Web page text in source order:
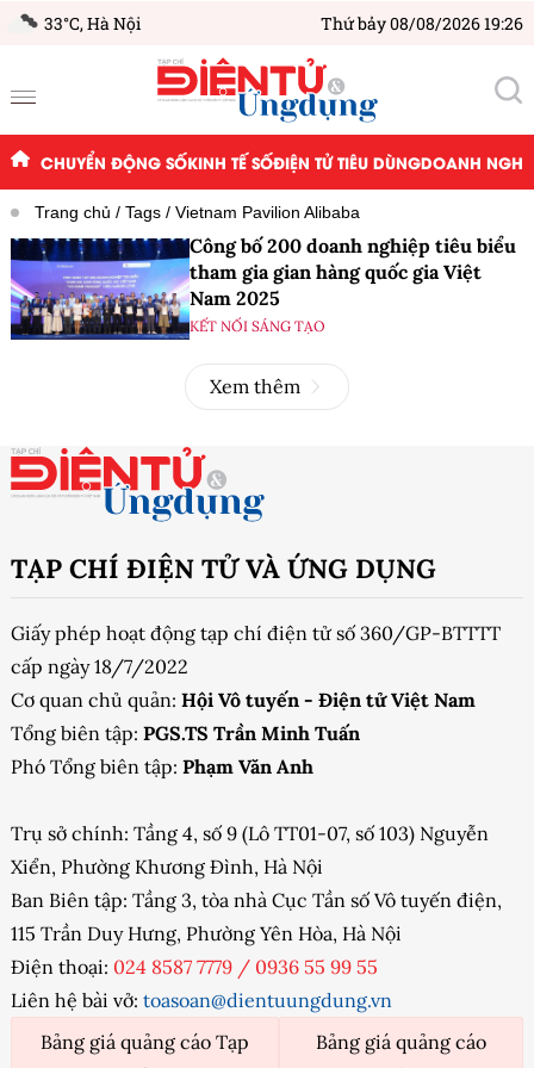
33°C,Hà Nội Thứ bảy 08/08/2026 19:26
CHUYỂN ĐỘNG SỐKINH TẾ SỐĐIỆN TỬ TIÊU DÙNGDOANH
Trang chủ Tags Vietnam Pavilion Alibaba
Công bố 200 doanh nghiệp tiêu biểu
tham gia gian hàng quốc gia Việt
Nam 2025
KẾT NỐI SÁNG TẠO
Xem thêm
TẠP CHÍ ĐIỆN TỬ VÀ ỨNG DỤNG
Giấy phép hoạt động tạp chí điện tử số 360/GP-BTTTT
cấp ngày 18/7/2022
Cơ quan chủ quản: Hội Vô tuyến - Điện tử Việt Nam
Tổng biên tập: PGS.TS Trần Minh Tuấn
Phó Tổng biên tập: Phạm Văn Anh
Trụ sở chính: Tầng 4, số 9 (Lô TT01-07, số 103) Nguyễn
Xiển, Phường Khương Đình, Hà Nội
Ban Biên tập: Tầng 3, tòa nhà Cục Tần số Vô tuyến điện,
115 Trần Duy Hưng, Phường Yên Hòa, Hà Nội
Điện thoại: 024 8587 7779 / 0936 55 99 55
Liên hệ bài vở: toasoan@dientuungdung.vn
Bảng giá quảng cáo Tạp
Bảng giá quảng cáo